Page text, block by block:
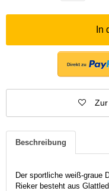
In
Beschreibung
Der sportliche weiß-graue
Rieker besteht aus